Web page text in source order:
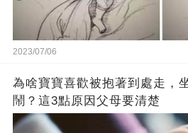
2023/07/06
為啥寶寶喜歡被抱著到處走，
鬧？這3點原因父母要清楚